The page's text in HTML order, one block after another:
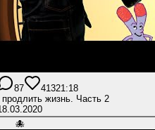
87 41321:18
жизнь. Часть 2
🐙